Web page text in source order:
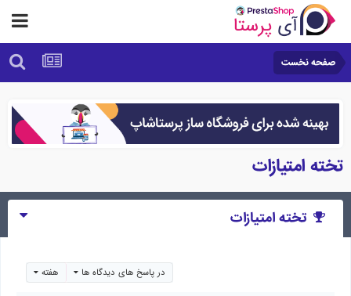
صفحه نخست
تخته امتیازات
تخته امتیازات
در پاسخ های دیدگاه ها هفته